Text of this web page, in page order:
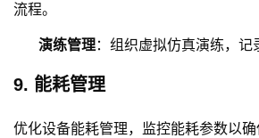
流程。
演练管理：组织虚拟仿真演练，记
9. 能耗管理
优化设备能耗管理，监控能耗参数以确